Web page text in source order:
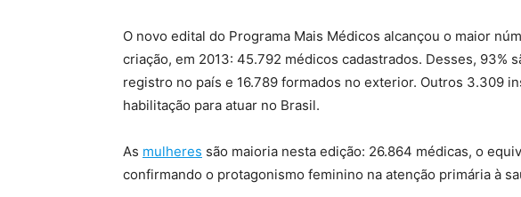
O novo edital do Programa Mais Médicos alcançou o maior
criação, em 2013: 45.792 médicos cadastrados. Desses, 93%
registro no país e 16.789 formados no exterior. Outros 3.309
habilitação para atuar no Brasil.
As mulheres são maioria nesta edição: 26.864 médicas, o
confirmando o protagonismo feminino na atenção primária à